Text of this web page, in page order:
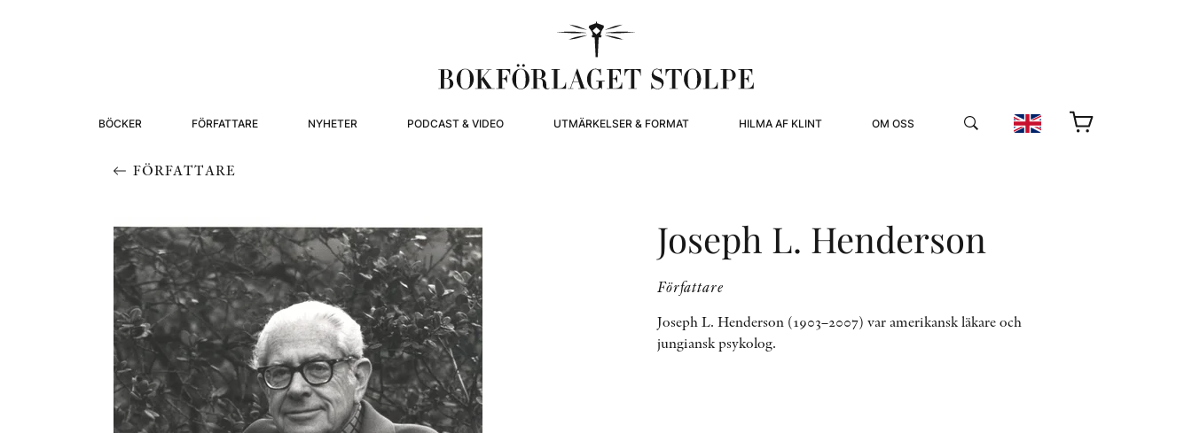
BÖCKER FÖRFATTARE NYHETER PODCAST & VIDEO UTMÄRKELSER & FORMAT HILMA AF KLINT OM OSS
FÖRFATTARE
Joseph L. Henderson
Författare
Joseph L. Henderson (1903–2007) var amerikansk läkare och
jungiansk psykolog.